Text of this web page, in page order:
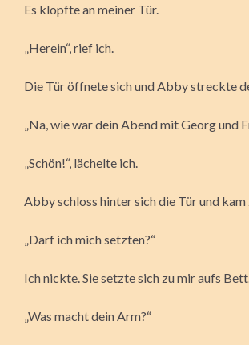
Es klopfte an meiner Tür.
„Herein“, rief ich.
Die Tür öffnete sich und Abby streckte
„Na, wie war dein Abend mit Georg und
„Schön!“, lächelte ich.
Abby schloss hinter sich die Tür und kam
„Darf ich mich setzten?“
Ich nickte. Sie setzte sich zu mir aufs Bett.
„Was macht dein Arm?“